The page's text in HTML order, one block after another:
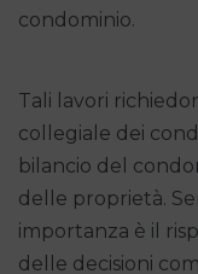
condominio.
Tali lavori
collegiale dei
bilancio del
delle proprietà.
importanza è il
delle decisioni